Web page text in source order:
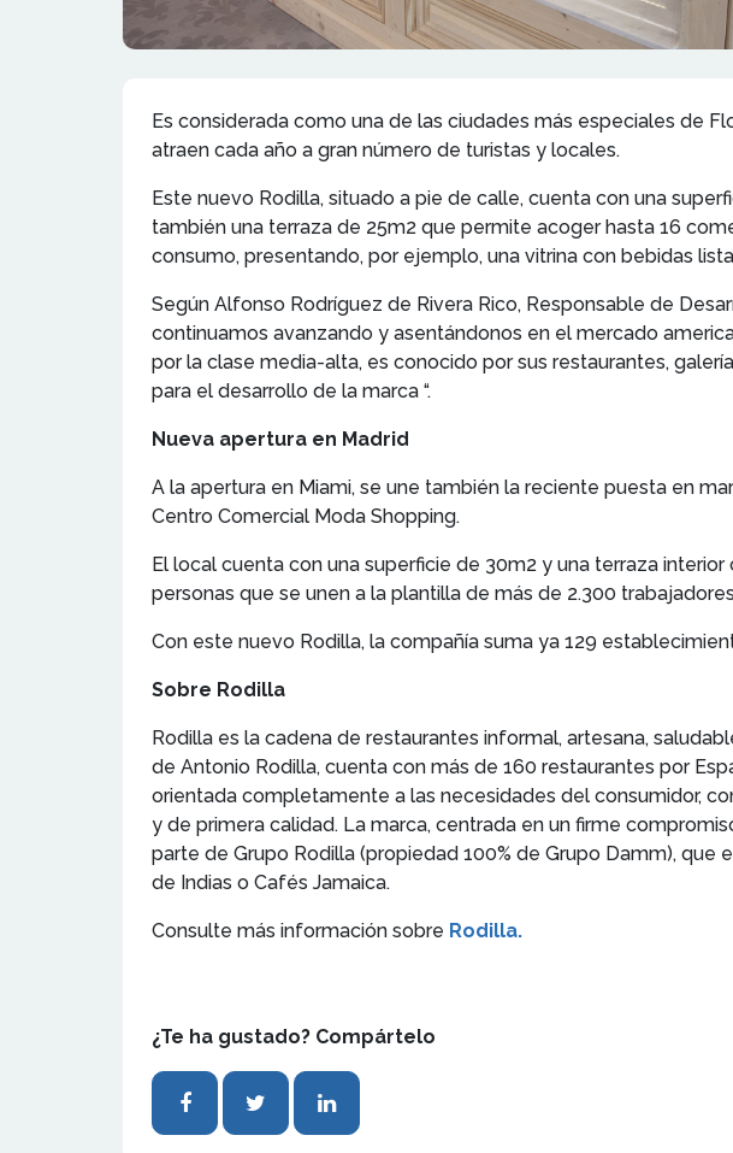
Es considerada como una de las ciudades más especiales de
atraen cada año a gran número de turistas y locales.
Este nuevo Rodilla, situado a pie de calle, cuenta con una
también una terraza de 25m2 que permite acoger hasta 16
consumo, presentando, por ejemplo, una vitrina con bebidas
Según Alfonso Rodríguez de Rivera Rico, Responsable de
continuamos avanzando y asentándonos en el mercado
por la clase media-alta, es conocido por sus restaurantes,
para el desarrollo de la marca “.
Nueva apertura en Madrid
A la apertura en Miami, se une también la reciente puesta en
Centro Comercial Moda Shopping.
El local cuenta con una superficie de 30m2 y una terraza
personas que se unen a la plantilla de más de 2.300
Con este nuevo Rodilla, la compañía suma ya 129
Sobre Rodilla
Rodilla es la cadena de restaurantes informal, artesana,
de Antonio Rodilla, cuenta con más de 160 restaurantes por
orientada completamente a las necesidades del consumidor,
y de primera calidad. La marca, centrada en un firme
parte de Grupo Rodilla (propiedad 100% de Grupo Damm),
de Indias o Cafés Jamaica.
Consulte más información sobre Rodilla.
¿Te ha gustado? Compártelo